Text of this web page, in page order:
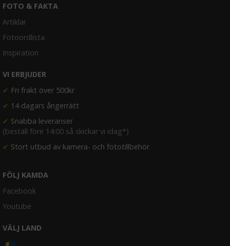
FOTO & FAKTA
Artiklar
Fotoordlista
Inspiration
VI ERBJUDER
✔ Fri frakt över 500kr
✔ 14 dagars ångerrätt
✔ Snabba leveranser
(beställ före 14:00 så skickar vi idag*)
✔ Stort utbud av kamera- och fototillbehör
FÖLJ KAMDA
Facebook
Youtube
VÄLJ LAND